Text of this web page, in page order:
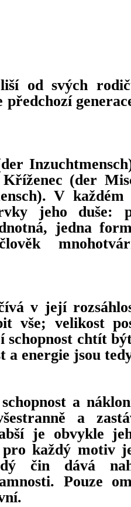
od svých
předchozí
Kříženec (der
V
jeho duše:
jedna
v její
vše; velikost
chtít
a energie jsou
a
a
je obvykle
každý motiv
čin dává
Pouze